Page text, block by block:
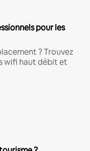
pour les
? Trouvez
wifi haut débit et